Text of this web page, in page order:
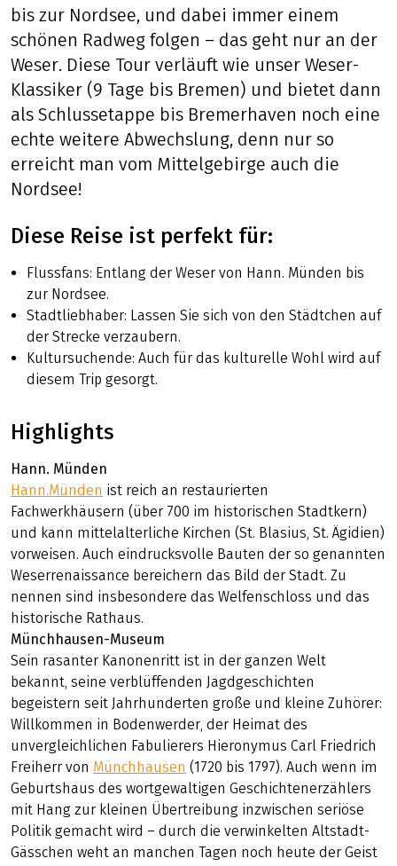
zur Nordseeküste.
Einmal so richtig losradeln, vom Mittelgebirge
bis zur Nordsee, und dabei immer einem
schönen Radweg folgen – das geht nur an der
Weser. Diese Tour verläuft wie unser Weser-
als Schlussetappe bis Bremerhaven noch eine
echte weitere Abwechslung, denn nur so
erreicht man vom Mittelgebirge auch die
Nordsee!
Diese Reise ist perfekt für:
zur Nordsee.
Stadtliebhaber: Lassen Sie sich von den Städtchen auf
der Strecke verzaubern.
Kultursuchende: Auch für das kulturelle Wohl wird auf
diesem Trip gesorgt.
Highlights
Hann. Münden
Hann.Mündenist reich an restaurierten
Fachwerkhäusern (über 700 im historischen Stadtkern)
und kann mittelalterliche Kirchen (St. Blasius, St. Ägidien)
vorweisen. Auch eindrucksvolle Bauten der so genannten
Weserrenaissance bereichern das Bild der Stadt. Zu
nennen sind insbesondere das Welfenschloss und das
historische Rathaus.
Münchhausen-Museum
Sein rasanter Kanonenritt ist in der ganzen Welt
bekannt, seine verblüffenden Jagdgeschichten
begeistern seit Jahrhunderten große und kleine Zuhörer:
Willkommen in Bodenwerder, der Heimat des